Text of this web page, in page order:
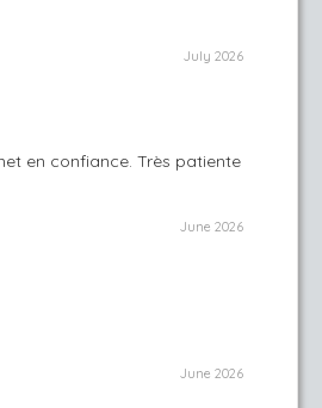
July 2026
en confiance. Très patiente
June 2026
June 2026